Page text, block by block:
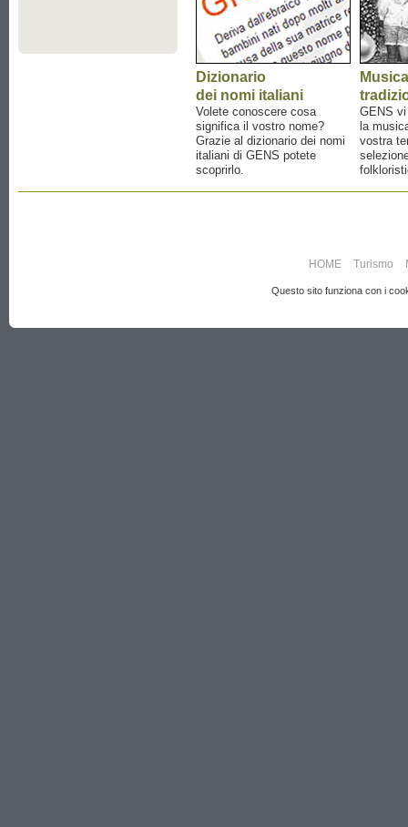
Dizionario
dei nomi italiani
Volete conoscere cosa
significa il vostro nome?
Grazie al dizionario dei nomi
italiani di GENS potete
scoprirlo.
Musica
GENS
la
vostra
HOME Turismo
Questo sito funziona con i